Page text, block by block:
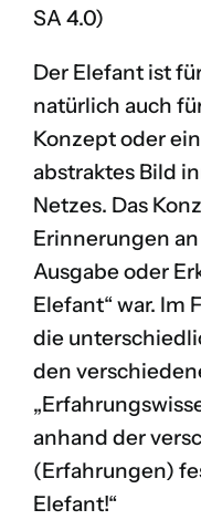
SA 4.0)
Der Elefant ist
natürlich auch
Konzept oder
abstraktes Bild
Netzes. Das
Erinnerungen
Ausgabe oder
Elefant“ war. Im
die
den
anhand der
(Erfahrungen)
Elefant!“